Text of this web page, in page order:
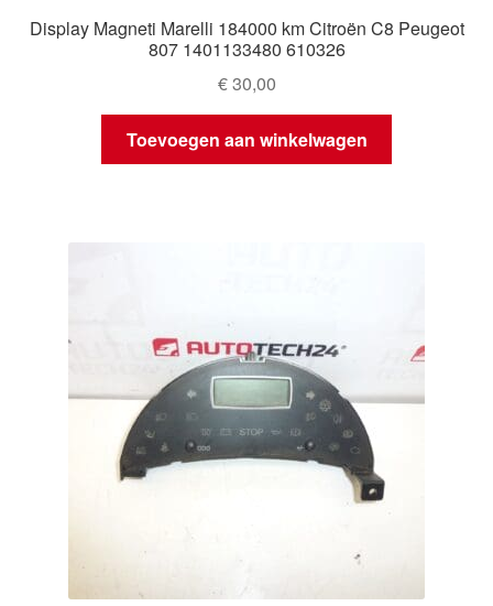
Display Magneti Marelli 184000 km Citroën C8 Peugeot
807 1401133480 610326
€30,00
Toevoegen aan winkelwagen